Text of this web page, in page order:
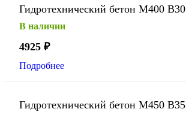
Гидротехнический бетон М400 В30
В наличии
4925 ₽
Подробнее
Гидротехнический бетон М450 В35